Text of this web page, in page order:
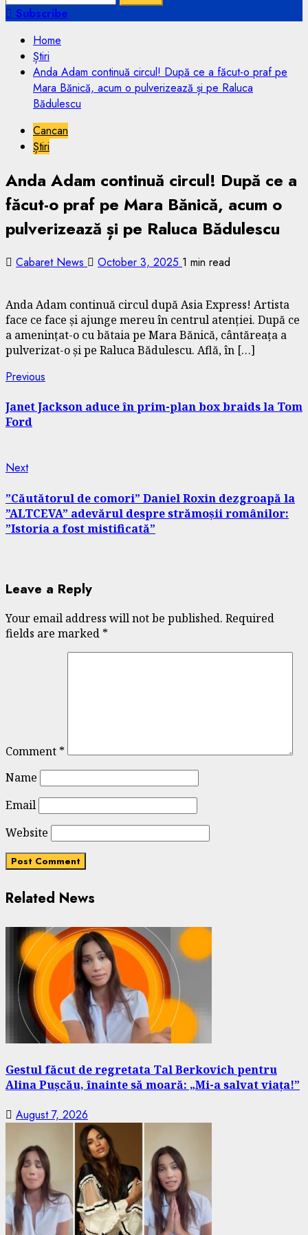
for:Subscribe
Home
Știri
Anda Adam continuă circul! După ce a făcut-o praf pe
Mara Bănică, acum o pulverizează și pe Raluca
Bădulescu
Cancan
Știri
Anda Adam continuă circul! După ce a
făcut-o praf pe Mara Bănică, acum o
pulverizează și pe Raluca Bădulescu
Cabaret News October 3, 2025 1 min read
Anda Adam continuă circul după Asia Express! Artista
face ce face și ajunge mereu în centrul atenției. După ce
a amenințat-o cu bătaia pe Mara Bănică, cântăreața a
pulverizat-o și pe Raluca Bădulescu. Află, în […]
Continue
Reading
Previous
Janet Jackson aduce în prim-plan box braids la Tom
Ford
NextNext
”Căutătorul de comori” Daniel Roxin dezgroapă la
”ALTCEVA” adevărul despre strămoșii românilor:
”Istoria a fost mistificată”
Leave a Reply
Your email address will not be published. Required
fields are marked *
Comment *
Name
Email
Website
Related News
Gestul făcut de regretata Tal Berkovich pentru
Alina Pușcău, înainte să moară: „Mi-a salvat viața!”
August 7, 2026